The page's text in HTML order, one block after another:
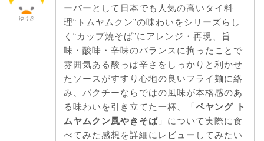
ゆうき
ーバーとして日本でも人気の高いタイ料
理“トムヤムクン”の味わいをシリーズらし
く“カップ焼そば”にアレンジ・再現、旨
味・酸味・辛味のバランスに拘ったことで
雰囲気ある酸っぱ辛さをしっかりと利かせ
たソースがすすり心地の良いフライ麺に絡
み、パクチーならではの風味が本格感のあ
る味わいを引き立てた一杯、「ペヤング ト
ムヤムクン風やきそば」について実際に食
べてみた感想を詳細にレビューしてみたい